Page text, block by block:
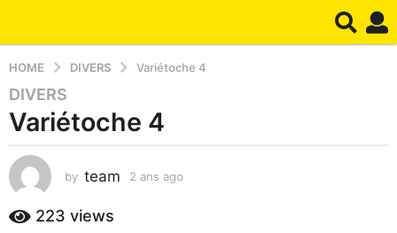
HOME DIVERS Variétoche 4
2
a
s
a
o
DIVERS
Variétoche 4
by team 2 ans ago
223 views